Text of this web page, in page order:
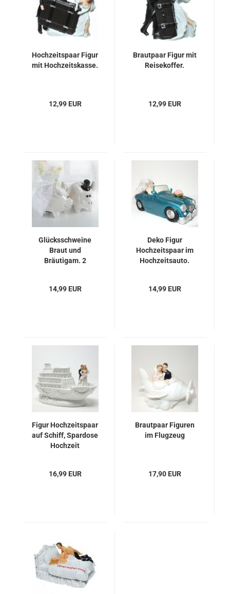
Hochzeitspaar Figur
mit Hochzeitskasse.
12,99 EUR
Brautpaar Figur mit
Reisekoffer.
12,99 EUR
Glücksschweine
Braut und
Bräutigam. 2
14,99 EUR
Deko Figur
Hochzeitspaar im
Hochzeitsauto.
14,99 EUR
Figur Hochzeitspaar
auf Schiff, Spardose
Hochzeit
16,99 EUR
Brautpaar Figuren
im Flugzeug
17,90 EUR